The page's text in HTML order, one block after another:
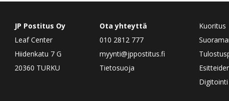
JP Postitus Oy
Leaf Center
Hiidenkatu 7 G
20360 TURKU
Ota yhteyttä
010 2812 777
myynti@jppostitus.fi
Tietosuoja
Kuoritus
Digitointi